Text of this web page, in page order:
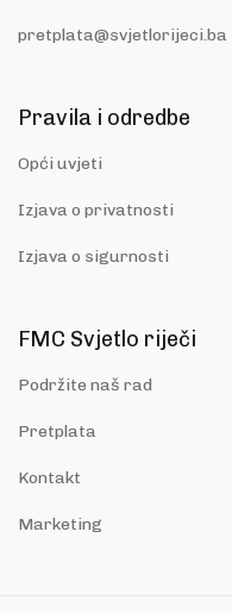
pretplata@svjetlorijeci.ba
Pravila i odredbe
Opći uvjeti
Izjava o privatnosti
Izjava o sigurnosti
FMC Svjetlo riječi
Podržite naš rad
Pretplata
Kontakt
Marketing